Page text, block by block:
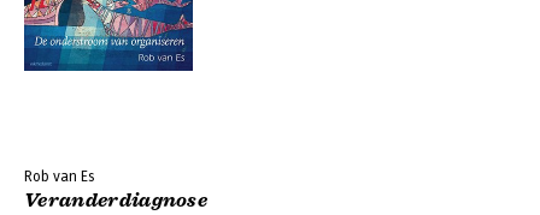
Rob van Es
Veranderdiagnose